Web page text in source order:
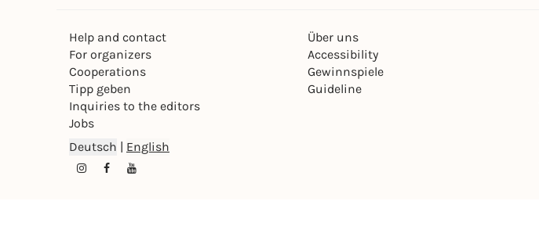
Help and contact
For organizers
Cooperations
Tipp geben
Inquiries to the editors
Jobs
Über uns
Accessibility
Gewinnspiele
Guideline
Deutsch | English